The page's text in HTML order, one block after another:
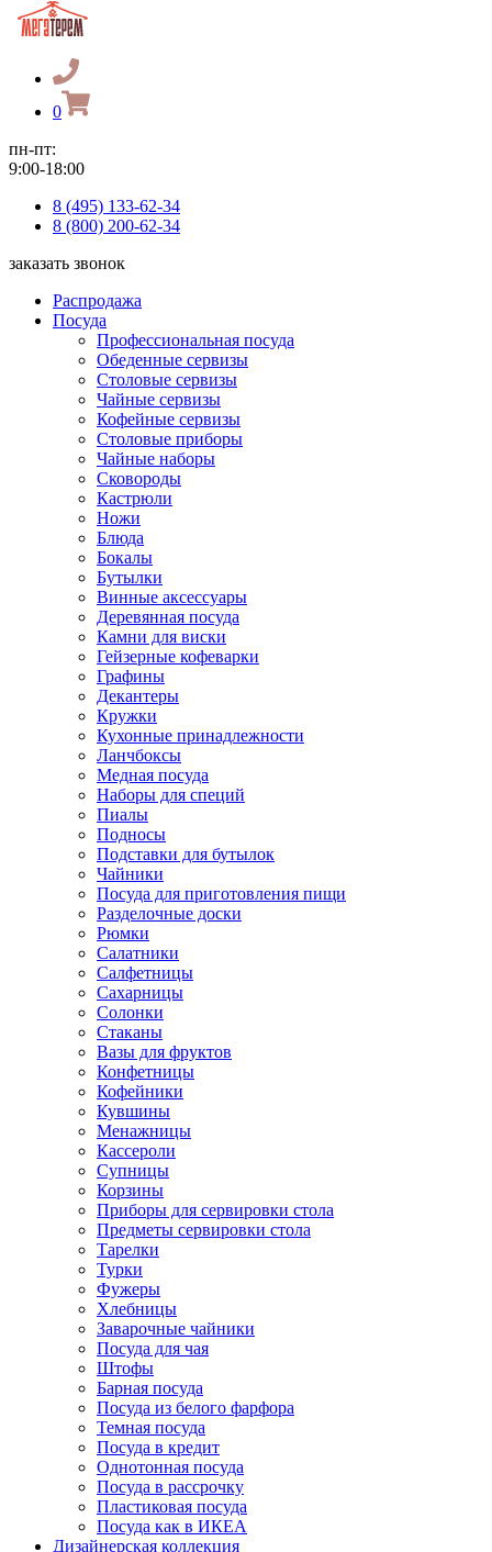
0
пн-пт:
9:00-18:00
8 (495) 133-62-34
8 (800) 200-62-34
заказать звонок
Распродажа
Посуда
Профессиональная посуда
Обеденные сервизы
Столовые сервизы
Чайные сервизы
Кофейные сервизы
Столовые приборы
Чайные наборы
Сковороды
Кастрюли
Ножи
Блюда
Бокалы
Бутылки
Винные аксессуары
Деревянная посуда
Камни для виски
Гейзерные кофеварки
Графины
Декантеры
Кружки
Кухонные принадлежности
Ланчбоксы
Медная посуда
Наборы для специй
Пиалы
Подносы
Подставки для бутылок
Чайники
Посуда для приготовления пищи
Разделочные доски
Рюмки
Салатники
Салфетницы
Сахарницы
Солонки
Стаканы
Вазы для фруктов
Конфетницы
Кофейники
Кувшины
Менажницы
Кассероли
Супницы
Корзины
Приборы для сервировки стола
Предметы сервировки стола
Тарелки
Турки
Фужеры
Хлебницы
Заварочные чайники
Посуда для чая
Штофы
Барная посуда
Посуда из белого фарфора
Темная посуда
Посуда в кредит
Однотонная посуда
Посуда в рассрочку
Пластиковая посуда
Посуда как в ИКЕА
Дизайнерская коллекция